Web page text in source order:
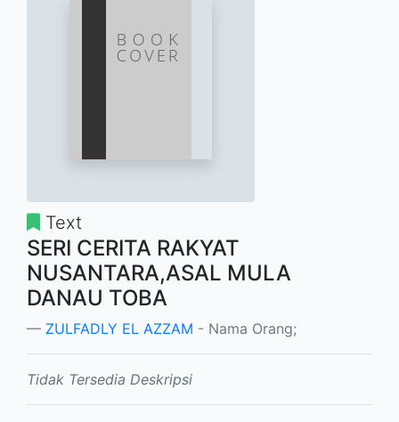
Text
SERI CERITA RAKYAT
NUSANTARA,ASAL MULA
DANAU TOBA
ZULFADLY EL AZZAM - Nama Orang;
Tidak Tersedia Deskripsi